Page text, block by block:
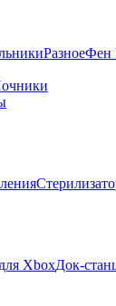
РазноеФен
XboxДок-